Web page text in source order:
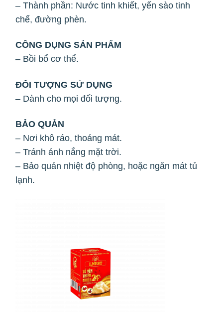
– Thành phần: Nước tinh khiết, yến sào tinh
chế, đường phèn.
CÔNG DỤNG SẢN PHẨM
– Bồi bổ cơ thể.
ĐỐI TƯỢNG SỬ DỤNG
– Dành cho mọi đối tượng.
BẢO QUẢN
– Nơi khô ráo, thoáng mát.
– Tránh ánh nắng mặt trời.
– Bảo quản nhiệt độ phòng, hoặc ngăn mát tủ
lạnh.